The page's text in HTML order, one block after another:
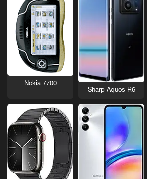
Sharp Aquos R6
Nokia 7700